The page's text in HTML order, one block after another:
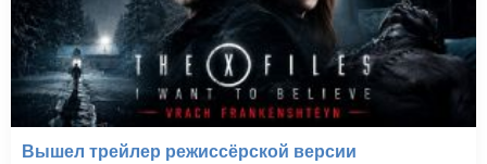
Вышел трейлер режиссёрской версии